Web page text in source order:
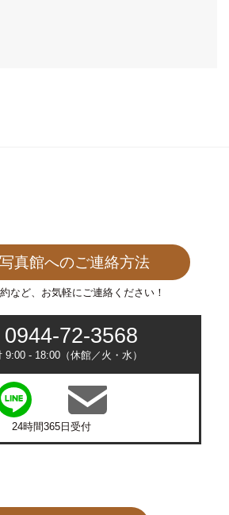
真館へのご連絡方法
など、お気軽にご連絡ください！
0944-72-3568
9:00 - 18:00（休館／火・水）
24時間365日受付